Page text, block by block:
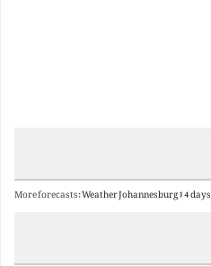
More forecasts:Weather Johannesburg 14 days